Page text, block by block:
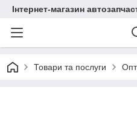
Інтернет-магазин
Товари та послуги